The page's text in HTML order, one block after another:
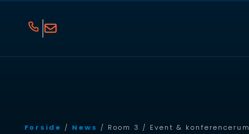
Forside / News / Room 3 / Event & konferencerum